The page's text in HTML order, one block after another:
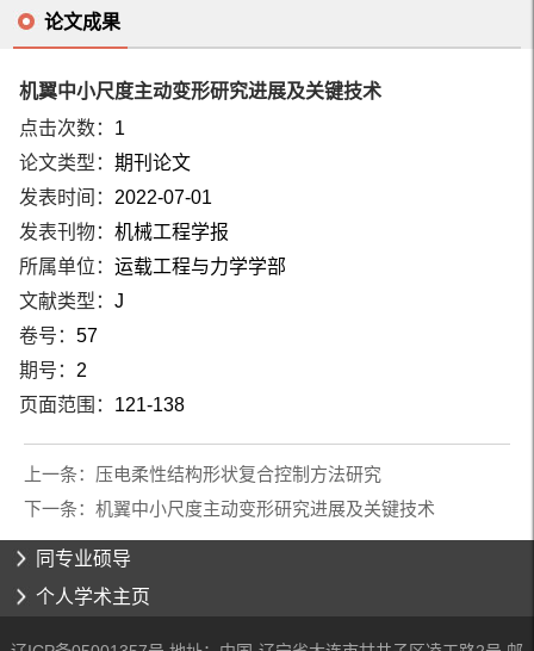
论文成果
机翼中小尺度主动变形研究进展及关键技术
点击次数： 1
论文类型：期刊论文
发表时间： 2022-07-01
发表刊物：机械工程学报
所属单位：运载工程与力学学部
文献类型：J
卷号：57
期号： 2
页面范围： 121-138
上一条： 压电柔性结构形状复合控制方法研究
下一条：机翼中小尺度主动变形研究进展及关键技术
同专业硕导
个人学术主页